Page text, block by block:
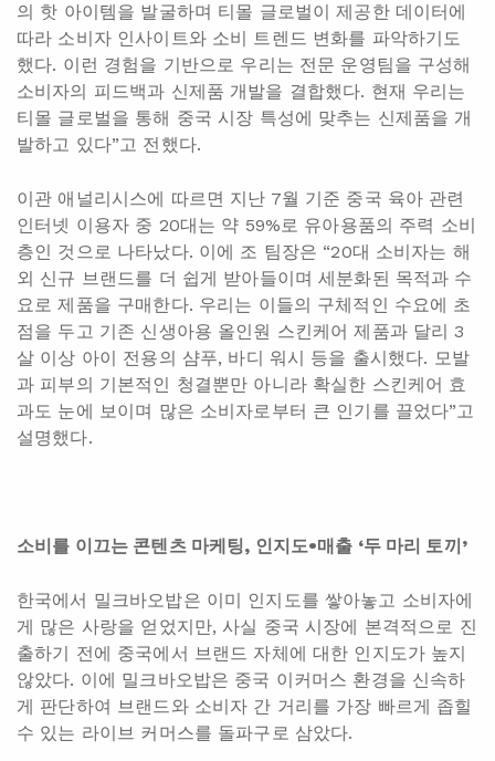
의 핫 아이템을 발굴하며 티몰 글로벌이 제공한 데이터에
따라 소비자 인사이트와 소비 트렌드 변화를 파악하기도
했다. 이런 경험을 기반으로 우리는 전문 운영팀을 구성해
소비자의 피드백과 신제품 개발을 결합했다. 현재 우리는
티몰 글로벌을 통해 중국 시장 특성에 맞추는 신제품을 개
발하고 있다”고 전했다.
이관 애널리시스에 따르면 지난 7월 기준 중국 육아 관련
인터넷 이용자 중 20대는 약 59%로 유아용품의 주력 소비
층인 것으로 나타났다. 이에 조 팀장은 “20대 소비자는 해
외 신규 브랜드를 더 쉽게 받아들이며 세분화된 목적과 수
요로 제품을 구매한다. 우리는 이들의 구체적인 수요에 초
점을 두고 기존 신생아용 올인원 스킨케어 제품과 달리 3
살 이상 아이 전용의 샴푸, 바디 워시 등을 출시했다. 모발
과 피부의 기본적인 청결뿐만 아니라 확실한 스킨케어 효
과도 눈에 보이며 많은 소비자로부터 큰 인기를 끌었다”고
설명했다.
소비를 이끄는 콘텐츠 마케팅, 인지도•매출 ‘두 마리 토끼’
한국에서 밀크바오밥은 이미 인지도를 쌓아놓고 소비자에
게 많은 사랑을 얻었지만, 사실 중국 시장에 본격적으로 진
출하기 전에 중국에서 브랜드 자체에 대한 인지도가 높지
않았다. 이에 밀크바오밥은 중국 이커머스 환경을 신속하
게 판단하여 브랜드와 소비자 간 거리를 가장 빠르게 좁힐
수 있는 라이브 커머스를 돌파구로 삼았다.